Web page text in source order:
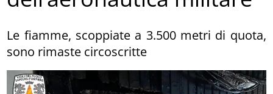
Le fiamme, scoppiate a 3.500 metri di quota,
sono rimaste circoscritte